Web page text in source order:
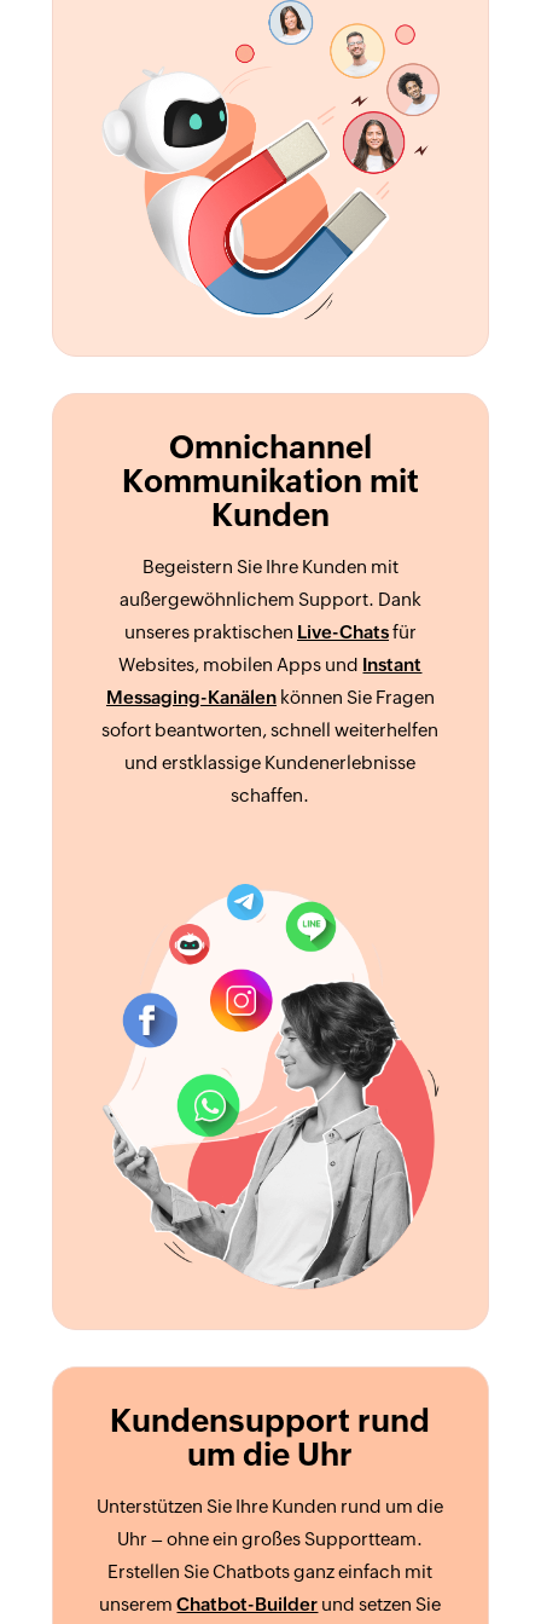
Omnichannel
Kommunikation mit
Kunden
Begeistern Sie Ihre Kunden mit
außergewöhnlichem Support. Dank
unseres praktischen Live-Chatsfür
Websites, mobilen Apps und Instant
Messaging-Kanälenkönnen Sie Fragen
sofort beantworten, schnell weiterhelfen
und erstklassige Kundenerlebnisse
schaffen.
Kundensupport rund
um die Uhr
Unterstützen Sie Ihre Kunden rund um die
Uhr – ohne ein großes Supportteam.
Erstellen Sie Chatbots ganz einfach mit
unseremChatbot-Builder und setzen Sie